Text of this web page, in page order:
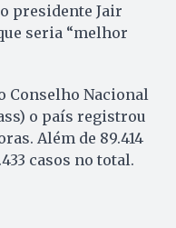
presidente Jair
seria “melhor
Conselho Nacional
o país registrou
Além de 89.414
casos no total.